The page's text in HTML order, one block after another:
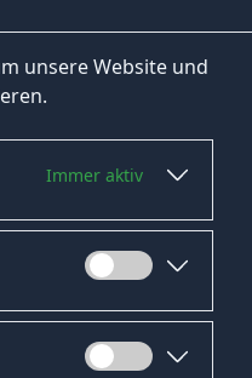
unsere Website und
Immer aktiv